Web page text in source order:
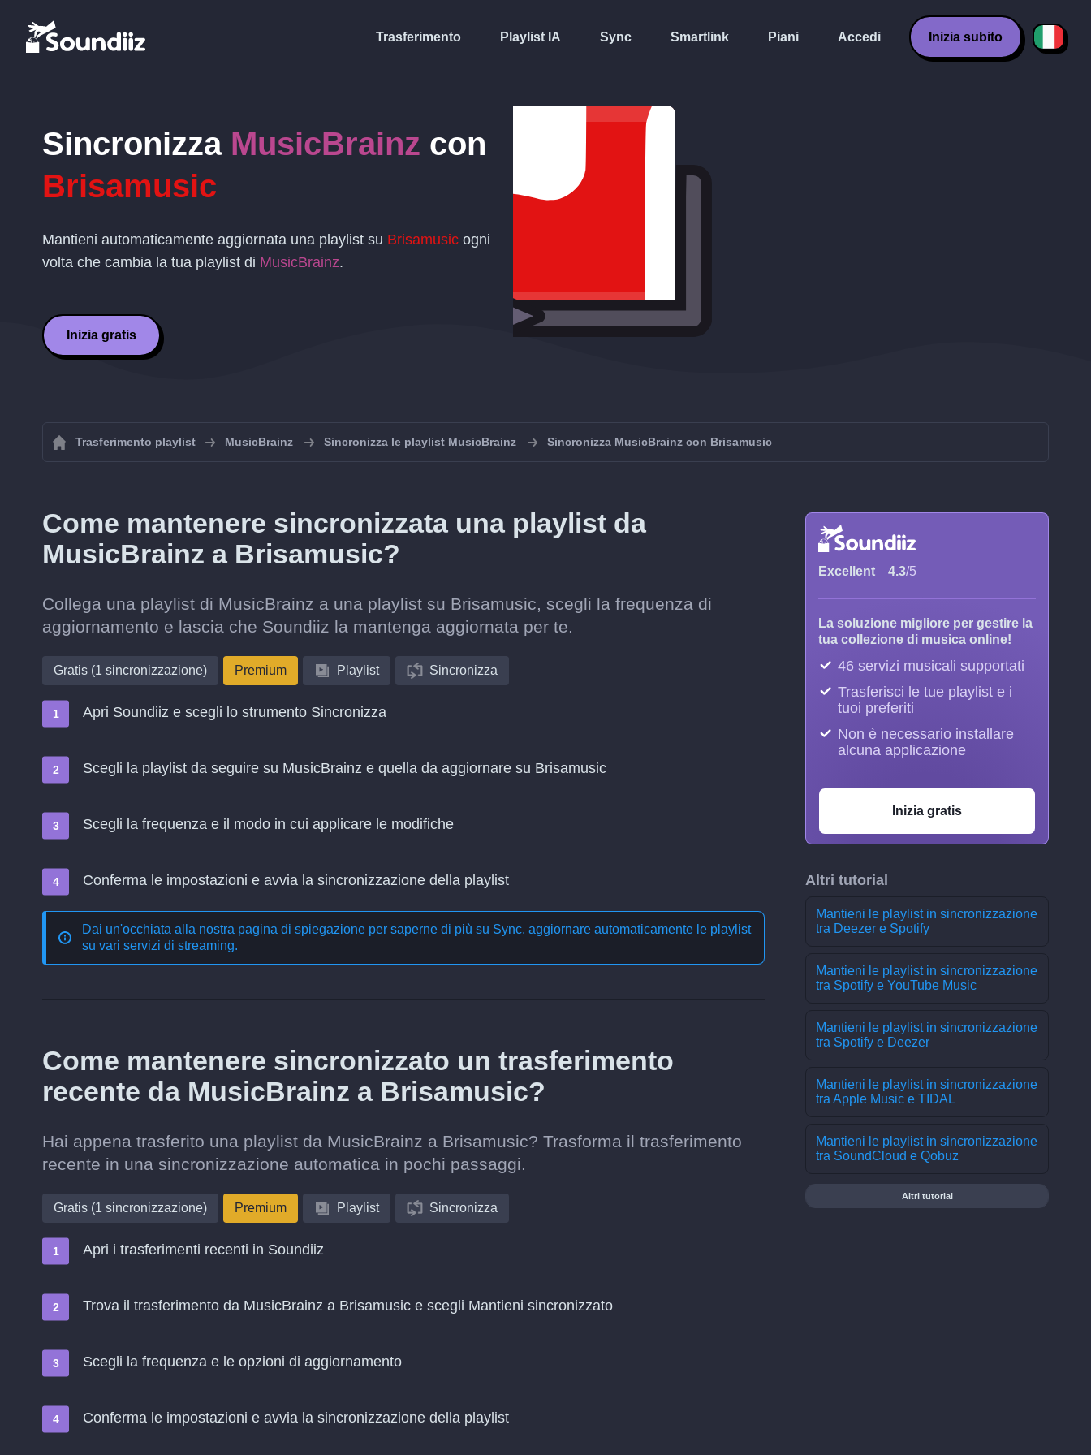
Trasferimento Playlist IA Sync Smartlink Piani Accedi Inizia subito
Sincronizza MusicBrainz con
Brisamusic
Mantieni automaticamente aggiornata una playlist su Brisamusic ogni
volta che cambia la tua playlist di MusicBrainz.
Inizia gratis
Trasferimento playlist MusicBrainz Sincronizza le playlist MusicBrainz Sincronizza MusicBrainz con Brisamusic
Come mantenere sincronizzata una playlist da
MusicBrainz a Brisamusic?
Collega una playlist di MusicBrainz a una playlist su Brisamusic, scegli la frequenza di
aggiornamento e lascia che Soundiiz la mantenga aggiornata per te.
Gratis (1 sincronizzazione) Premium Playlist Sincronizza
Apri Soundiiz e scegli lo strumento Sincronizza
Scegli la playlist da seguire su MusicBrainz e quella da aggiornare su Brisamusic
Scegli la frequenza e il modo in cui applicare le modifiche
Conferma le impostazioni e avvia la sincronizzazione della playlist
Dai un'occhiata alla nostra pagina di spiegazione per saperne di più su Sync, aggiornare automaticamente le playlist
su vari servizi di streaming.
Come mantenere sincronizzato un trasferimento
recente da MusicBrainz a Brisamusic?
Hai appena trasferito una playlist da MusicBrainz a Brisamusic? Trasforma il trasferimento
recente in una sincronizzazione automatica in pochi passaggi.
Gratis (1 sincronizzazione) Premium Playlist Sincronizza
Apri i trasferimenti recenti in Soundiiz
Trova il trasferimento da MusicBrainz a Brisamusic e scegli Mantieni sincronizzato
Scegli la frequenza e le opzioni di aggiornamento
Conferma le impostazioni e avvia la sincronizzazione della playlist
Excellent 4.3/5
La soluzione migliore per gestire la
tua collezione di musica online!
46 servizi musicali supportati
Trasferisci le tue playlist e i
tuoi preferiti
Non è necessario installare
alcuna applicazione
Inizia gratis
Altri tutorial
Mantieni le playlist in sincronizzazione
tra Deezer e Spotify
Mantieni le playlist in sincronizzazione
tra Spotify e YouTube Music
Mantieni le playlist in sincronizzazione
tra Spotify e Deezer
Mantieni le playlist in sincronizzazione
tra Apple Music e TIDAL
Mantieni le playlist in sincronizzazione
tra SoundCloud e Qobuz
Altri tutorial